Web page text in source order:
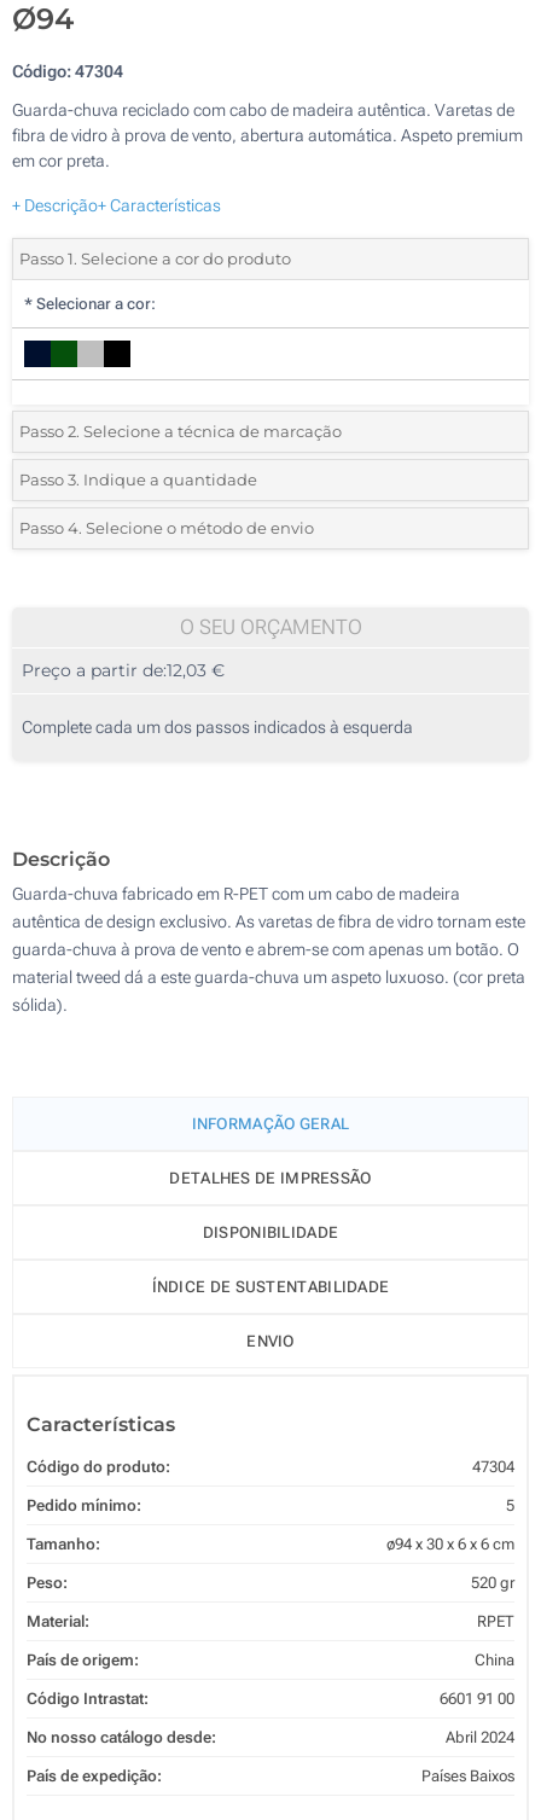
Ø94
Código:47304
Guarda-chuva reciclado com cabo de madeira autêntica. Varetas de
fibra de vidro à prova de vento, abertura automática. Aspeto premium
em cor preta.
+ Descrição+ Características
Passo 1. Selecione a cor do produto
* Selecionar a cor:
Passo 2. Selecione a técnica de marcação
*Selecione o tipo de marcação e as cores do logotipo:
1 Cor (Parte superior)
3 Cores (Parte superior)
Sem impressão
Passo 3. Indique a quantidade
*Quantidade mínima:5
10
25
Outra :
Passo 4. Selecione o método de envio
O SEU ORÇAMENTO
Preço a partir de:12,03 €
Complete cada um dos passos indicados à esquerda
Descrição
Guarda-chuva fabricado em R-PET com um cabo de madeira
autêntica de design exclusivo. As varetas de fibra de vidro tornam este
guarda-chuva à prova de vento e abrem-se com apenas um botão. O
material tweed dá a este guarda-chuva um aspeto luxuoso. (cor preta
sólida).
INFORMAÇÃO GERAL
DETALHES DE IMPRESSÃO
DISPONIBILIDADE
ÍNDICE DE SUSTENTABILIDADE
ENVIO
Características
Código do produto: 47304
Pedido mínimo: 5
Tamanho: ø94 x 30 x 6 x 6 cm
Peso: 520 gr
Material: RPET
País de origem: China
Código Intrastat: 6601 91 00
No nosso catálogo desde: Abril 2024
País de expedição: Países Baixos